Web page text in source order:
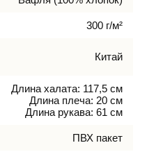
300 г/м²
Китай
Длина халата: 117,5 см
Длина плеча: 20 см
Длина рукава: 61 см
ПВХ пакет